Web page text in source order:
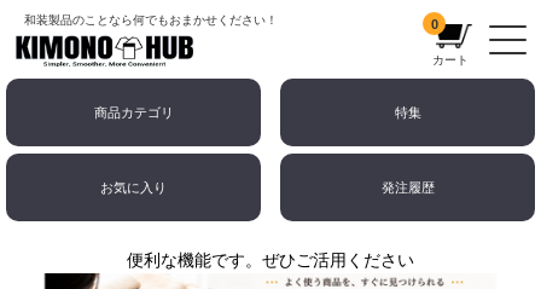
和装製品のことなら何でもおまかせください！ 0
カート
商品カテゴリ 特集
お気に入り 発注履歴
便利な機能です。ぜひご活用ください